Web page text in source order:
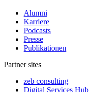
Alumni
Karriere
Podcasts
Presse
Publikationen
Partner sites
zeb consulting
Digital Services Hub